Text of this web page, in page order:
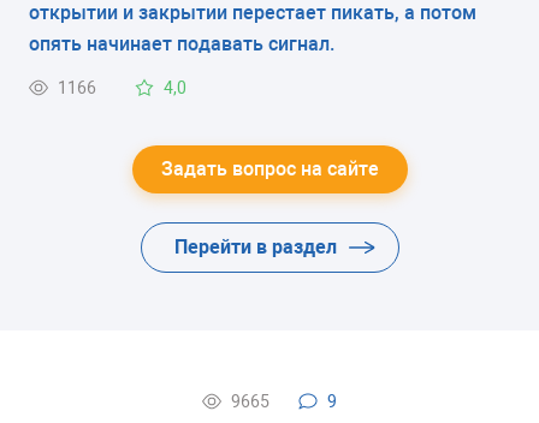
открытии и закрытии перестает пикать, а потом
опять начинает подавать сигнал.
1166 4,0
Задать вопрос на сайте
Перейти в раздел
9665 9